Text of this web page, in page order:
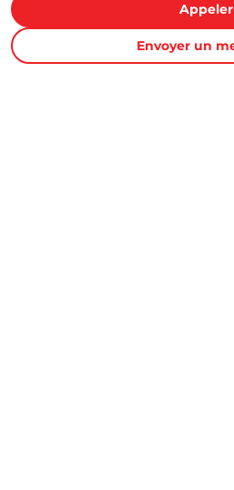
Appeler
Envoyer un
Proxity.tn est une plateforme
gratuites qui vous aide à acheter,